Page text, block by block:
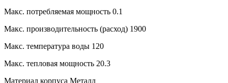
Макс. потребляемая мощность 0.1
Макс. производительность (расход) 1900
Макс. температура воды 120
Макс. тепловая мощность 20.3
Материал корпуса Металл